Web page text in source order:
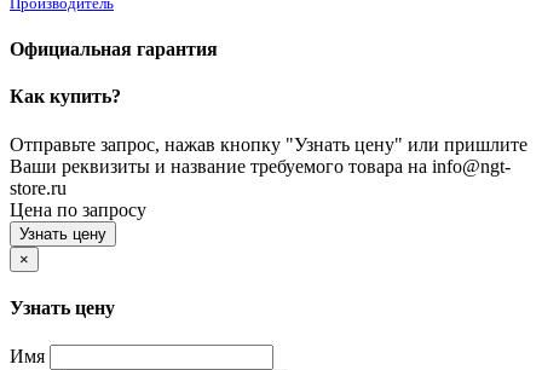
Официальная гарантия
Как купить?
Отправьте запрос, нажав кнопку "Узнать цену" или пришлите
Ваши реквизиты и название требуемого товара на info@ngt-
store.ru
Цена по запросу
Узнать цену
×
Узнать цену
Имя